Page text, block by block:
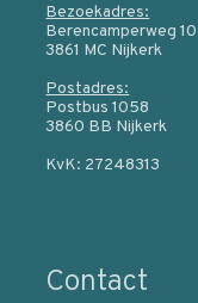
Bezoekadres:
Berencamperweg 10
3861 MC Nijkerk
Postadres:
Postbus 1058
3860 BB Nijkerk
KvK: 27248313
Contact